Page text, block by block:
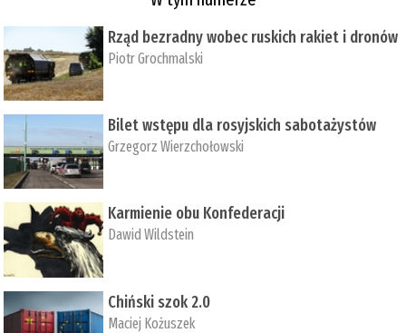
Rząd bezradny wobec ruskich rakiet i dronów
Piotr Grochmalski
Bilet wstępu dla rosyjskich sabotażystów
Grzegorz Wierzchołowski
Karmienie obu Konfederacji
Dawid Wildstein
Chiński szok 2.0
Maciej Kożuszek